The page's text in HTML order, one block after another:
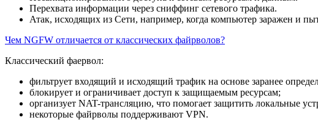
Перехвата информации через сниффинг сетевого трафика.
Атак, исходящих из Сети, например, когда компьютер заражен и
Чем NGFW отличается от классических файрволов?
Классический фаервол:
фильтрует входящий и исходящий трафик на основе заранее
блокирует и ограничивает доступ к защищаемым ресурсам;
организует NAT-трансляцию, что помогает защитить локальные
некоторые файрволы поддерживают VPN.